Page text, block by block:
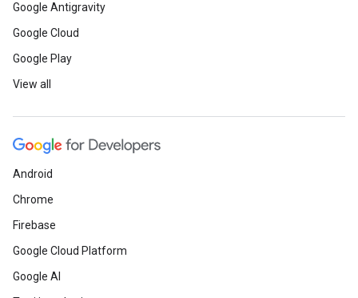
Google Antigravity
Google Cloud
Google Play
View all
Android
Chrome
Firebase
Google Cloud Platform
Google AI